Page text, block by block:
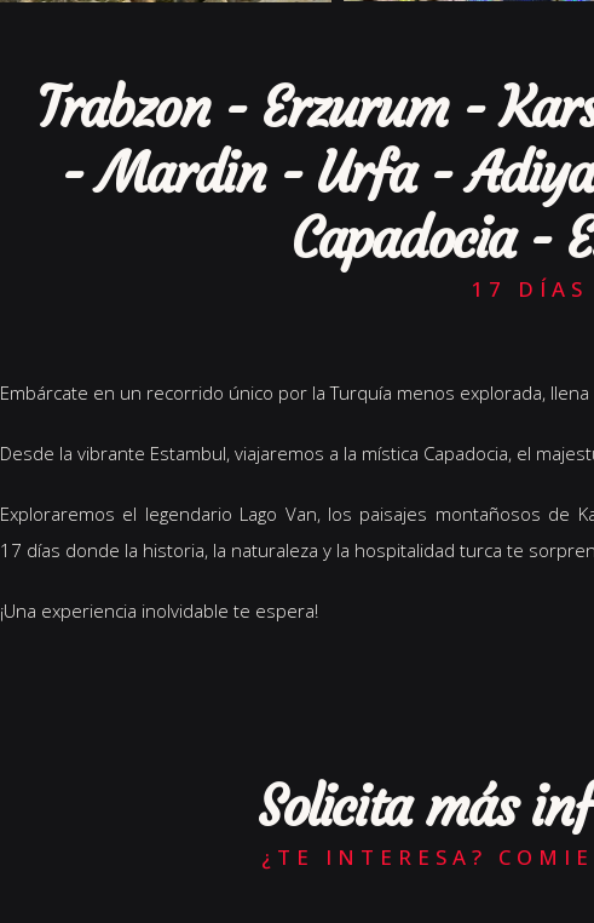
Trabzon - Erzurum -
- Mardin - Urfa -
Capadocia -
17 DÍAS
Embárcate en un recorrido único por la Turquía menos explorada,
Desde la vibrante Estambul, viajaremos a la mística Capadocia, el
Exploraremos el legendario Lago Van, los paisajes montañosos de
17 días donde la historia, la naturaleza y la hospitalidad turca te
¡Una experiencia inolvidable te espera!
Solicita más
¿TE INTERESA?